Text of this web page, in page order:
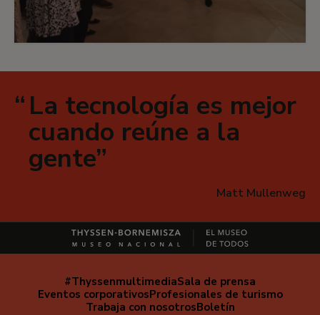
La tecnología es mejor
cuando reúne a la
gente
Matt Mullenweg
Navegación
secundaria
#ThyssenmultimediaSala de prensa
Eventos corporativosProfesionales de turismo
Trabaja con nosotrosBoletín